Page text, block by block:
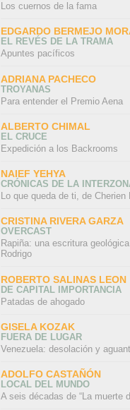
Los cuernos de la fama
EDGARDO BERMEJO
EL REVÉS DE LA TRAMA
Apuntes pacíficos
ADRIANA PACHECO
TROYANAS
Para entender el Premio Aena
ALBERTO CHIMAL
EL CRUCE
Expedición a los Backrooms
NAIEF YEHYA
CRÓNICAS DE LA
Lo que queda de ti, de Cherien
CRISTINA RIVERA GARZA
OVERCAST
Rapiña: una escritura
Rodrigo
ROBERTO SALINAS LEON
DE CAPITAL IMPORTANCIA
Patadas de ahogado
GISELA KOZAK
FUERA DE LUGAR
Venezuela: desolación y
ADOLFO CASTAÑÓN
LOCAL DEL MUNDO
A seis décadas de “La muerte